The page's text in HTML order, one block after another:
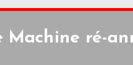
Machine ré-